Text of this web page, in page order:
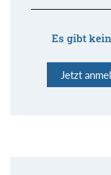
Es gibt
Jetzt